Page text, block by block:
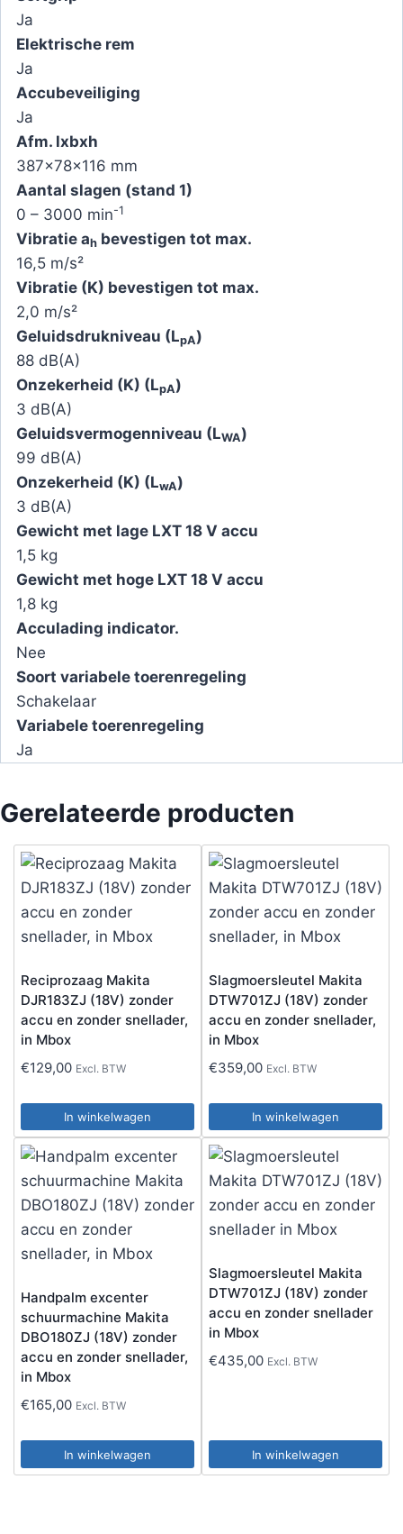
Ja
Elektrische rem
Ja
Accubeveiliging
Ja
Afm. lxbxh
387x78x116 mm
Aantal slagen (stand 1)
0 – 3000 min-1
Vibratie ah bevestigen tot max.
16,5 m/s²
Vibratie (K) bevestigen tot max.
2,0 m/s²
Geluidsdrukniveau (LpA)
88 dB(A)
Onzekerheid (K) (LpA)
3 dB(A)
Geluidsvermogenniveau (LWA)
99 dB(A)
Onzekerheid (K) (LwA)
3 dB(A)
Gewicht met lage LXT 18 V accu
1,5 kg
Gewicht met hoge LXT 18 V accu
1,8 kg
Acculading indicator.
Nee
Soort variabele toerenregeling
Schakelaar
Variabele toerenregeling
Ja
Gerelateerde producten
Reciprozaag Makita
DJR183ZJ (18V) zonder
accu en zonder snellader,
in Mbox
€129,00 Excl. BTW
In winkelwagen
Slagmoersleutel Makita
DTW701ZJ (18V) zonder
accu en zonder snellader,
in Mbox
€359,00 Excl. BTW
In winkelwagen
Handpalm excenter
schuurmachine Makita
DBO180ZJ (18V) zonder
accu en zonder snellader,
in Mbox
€165,00 Excl. BTW
In winkelwagen
Slagmoersleutel Makita
DTW701ZJ (18V) zonder
accu en zonder snellader
in Mbox
€435,00 Excl. BTW
In winkelwagen